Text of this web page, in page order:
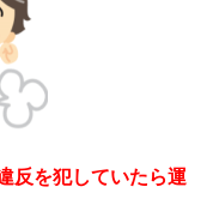
反を犯していたら運